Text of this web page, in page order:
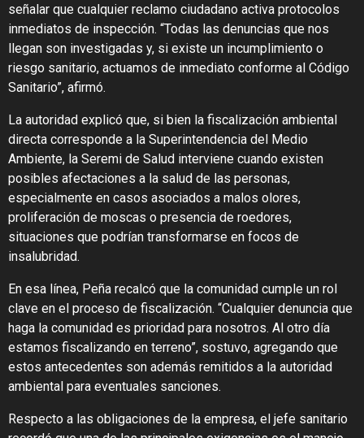
señalar que cualquier reclamo ciudadano activa protocolos
inmediatos de inspección. “Todas las denuncias que nos
llegan son investigadas y, si existe un incumplimiento o
riesgo sanitario, actuamos de inmediato conforme al Código
Sanitario”, afirmó.
La autoridad explicó que, si bien la fiscalización ambiental
directa corresponde a la Superintendencia del Medio
Ambiente, la Seremi de Salud interviene cuando existen
posibles afectaciones a la salud de las personas,
especialmente en casos asociados a malos olores,
proliferación de moscas o presencia de roedores,
situaciones que podrían transformarse en focos de
insalubridad.
En esa línea, Peña recalcó que la comunidad cumple un rol
clave en el proceso de fiscalización. “Cualquier denuncia que
haga la comunidad es prioridad para nosotros. Al otro día
estamos fiscalizando en terreno”, sostuvo, agregando que
estos antecedentes son además remitidos a la autoridad
ambiental para eventuales sanciones.
Respecto a las obligaciones de la empresa, el jefe sanitario